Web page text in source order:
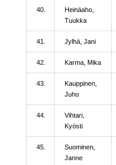
40.
Heinäaho,
Tuukka
41. Jylhä, Jani
42. Karma, Mika
43.
Kauppinen,
Juho
44.
Vihtari,
Kyösti
45.
Suominen,
Janne